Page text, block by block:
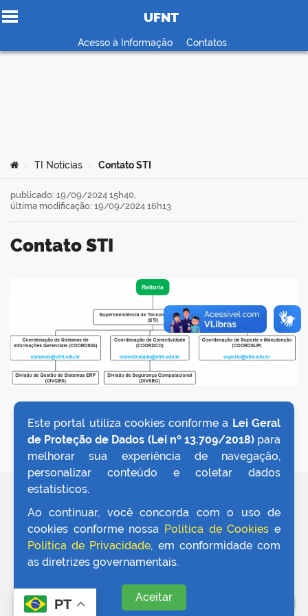
Ir para o conteúdo
UFNT
Acesso à Informação Contatos
Você está aqui:
TI Noticias Contato STI
Contato STI
publicado: 19/09/2024 15h40,
última modificação: 19/09/2024 16h13
VOLTAR AO TOPO
Este portal utiliza cookies conforme a Lei Geral
de Proteção de Dados (Lei nº 13.709/2018)para
melhorar sua experiência de navegação,
personalizar conteúdo e coletar dados
estatísticos.
Ao continuar, você concorda com o uso de
cookies conforme nossa Política de Cookies e
Política de Privacidade, em conformidade com
as diretrizes governamentais.
Aceitar
PT